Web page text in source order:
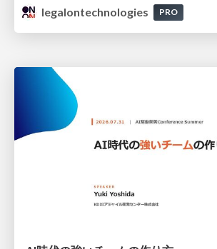
legalontechnologies
PRO